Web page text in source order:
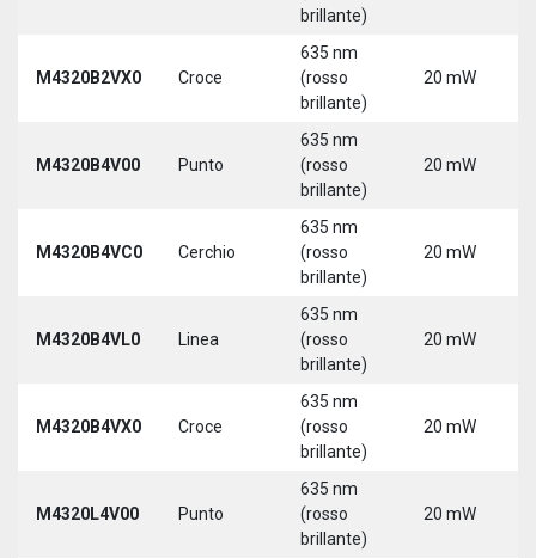
brillante)
M4320B2VX0 Croce
635 nm
(rosso
brillante)
20 mW
M4320B4V00 Punto
635 nm
(rosso
brillante)
20 mW
M4320B4VC0 Cerchio
635 nm
(rosso
brillante)
20 mW
M4320B4VL0 Linea
635 nm
(rosso
brillante)
20 mW
M4320B4VX0 Croce
635 nm
(rosso
brillante)
20 mW
M4320L4V00 Punto
635 nm
(rosso
brillante)
20 mW